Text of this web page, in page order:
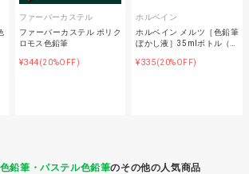
ファーバーカステル
ファーバーカステル ポリク
ロモス色鉛筆
¥344(20%OFF)
ホルベイン
ホルベイン メルツ［色鉛筆
ぼかし液］35mlボトル（…
¥335(20%OFF)
鉛筆・パステル色鉛筆のその他の人気商品